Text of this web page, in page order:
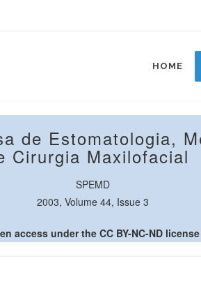
HOME
de Estomatologia,
Cirurgia Maxilofacial
SPEMD
2003, Volume 44, Issue 3
access under the CC BY-NC-ND license